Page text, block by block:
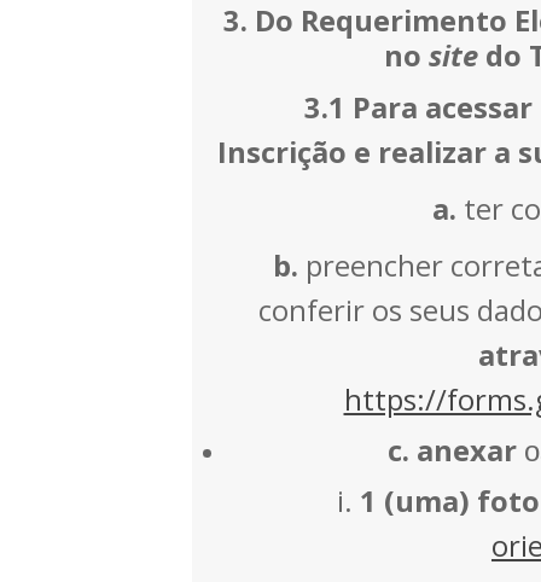
3. Do Requerimento
no site do
3.1 Para acessar
Inscrição e realizar a
a. ter
b. preencher
conferir os seus
https://
c. anexar
i. 1 (uma)